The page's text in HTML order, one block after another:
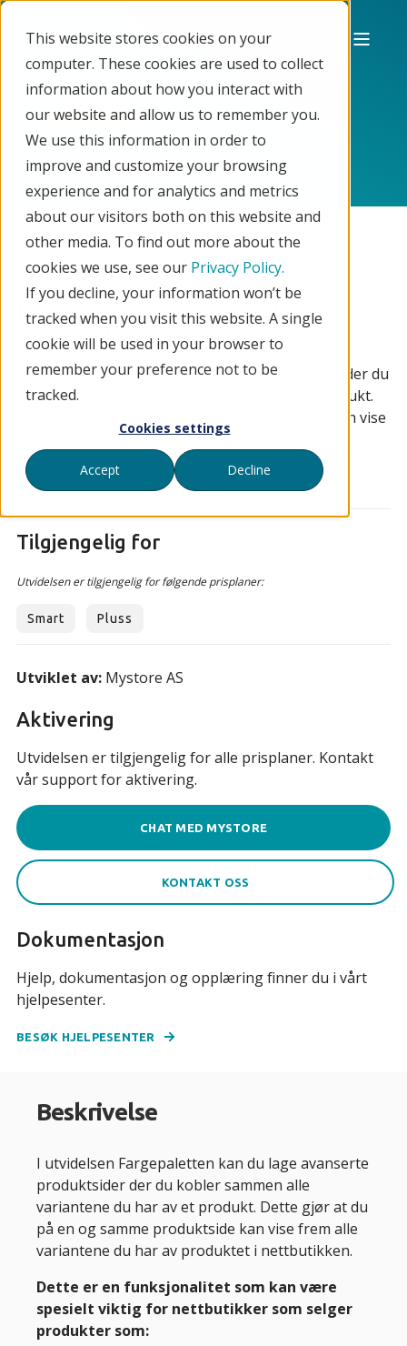
This website stores cookies on your
computer. These cookies are used to collect
information about how you interact with
our website and allow us to remember you.
We use this information in order to
improve and customize your browsing
experience and for analytics and metrics
about our visitors both on this website and
other media. To find out more about the
cookies we use, see our Privacy Policy.
If you decline, your information won’t be
tracked when you visit this website. A single
cookie will be used in your browser to
remember your preference not to be
tracked.
Cookies settings
Accept Decline
Utvidelse
Fargepaletten
5 799,-
Fargepaletten - den fargeglade
variantvelgeren
I utvidelsen kan du lage avanserte produktsider der du
kobler sammen alle variantene du har av et produkt.
Dette gjør at du på en og samme produktside kan vise
frem alle variantene du har av produktet i
nettbutikken.
Tilgjengelig for
Utvidelsen er tilgjengelig for følgende prisplaner:
Smart Pluss
Utviklet av: Mystore AS
Aktivering
Utvidelsen er tilgjengelig for alle prisplaner. Kontakt
vår support for aktivering.
CHAT MED MYSTORE
KONTAKT OSS
Dokumentasjon
Hjelp, dokumentasjon og opplæring finner du i vårt
hjelpesenter.
BESØK HJELPESENTER
Beskrivelse
I utvidelsen Fargepaletten kan du lage avanserte
produktsider der du kobler sammen alle
variantene du har av et produkt. Dette gjør at du
på en og samme produktside kan vise frem alle
variantene du har av produktet i nettbutikken.
Dette er en funksjonalitet som kan være
spesielt viktig for nettbutikker som selger
produkter som: